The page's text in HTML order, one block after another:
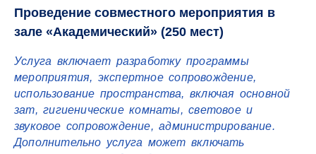
Проведение совместного мероприятия в
зале «Академический» (250 мест)
Услуга включает разработку программы
мероприятия, экспертное сопровождение,
использование пространства, включая основной
зат, гигиенические комнаты, световое и
звуковое сопровождение, администрирование.
Дополнительно услуга может включать